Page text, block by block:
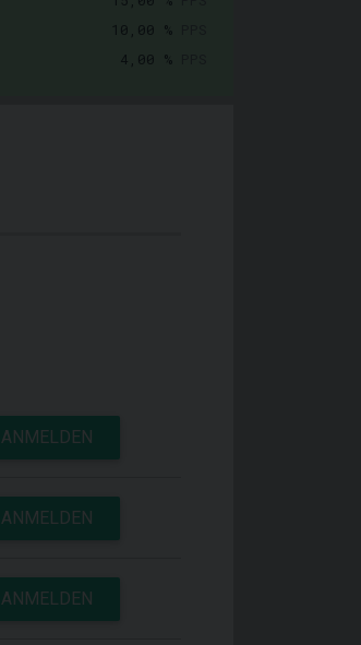
10,00 %
4,00 %
ANMELDEN
ANMELDEN
ANMELDEN